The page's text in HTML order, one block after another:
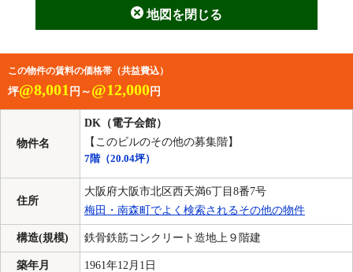
地図を閉じる
この物件の賃料の価格帯（共益費込）
坪@8,001 円～ @12,000 円
物件名
DK（電子会館）
【このビルのその他の募集階】
7階（20.04坪）
住所
大阪府大阪市北区西天満6丁目8番7号
梅田・南森町でよく検索されるその他の物件
構造(規模) 鉄骨鉄筋コンクリート造地上９階建
築年月 1961年12月1日